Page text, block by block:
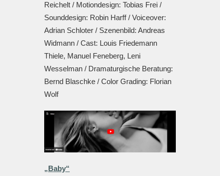
Reichelt / Motiondesign: Tobias Frei /
Sounddesign: Robin Harff / Voiceover:
Adrian Schloter / Szenenbild: Andreas
Widmann / Cast: Louis Friedemann
Thiele, Manuel Feneberg, Leni
Wesselman / Dramaturgische Beratung:
Bernd Blaschke / Color Grading: Florian
Wolf
„Baby“